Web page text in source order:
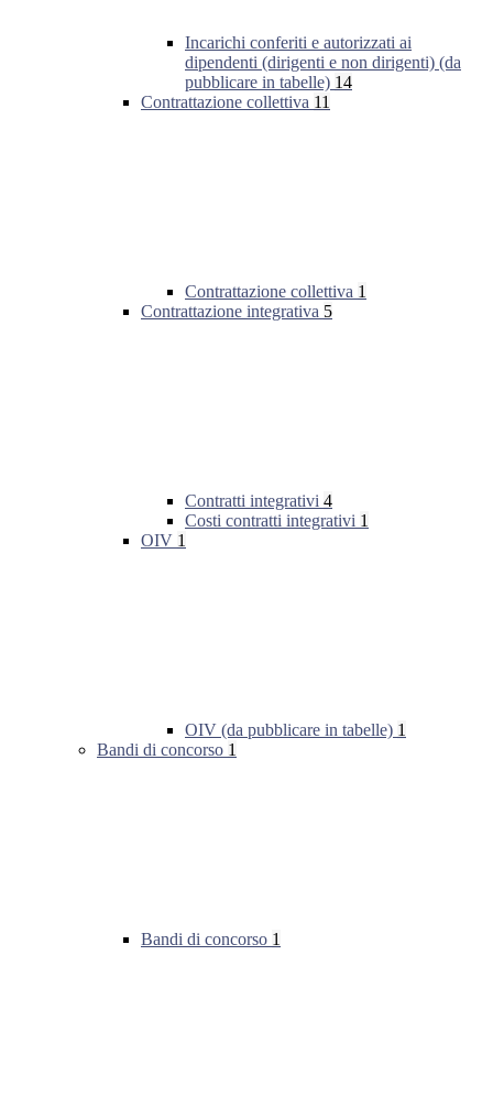
Incarichi conferiti e autorizzati ai
dipendenti (dirigenti e non dirigenti) (da
pubblicare in tabelle) 14
Contrattazione collettiva 11
Contrattazione collettiva 1
Contrattazione integrativa 5
Contratti integrativi 4
Costi contratti integrativi 1
OIV 1
OIV (da pubblicare in tabelle) 1
Bandi di concorso 1
Bandi di concorso 1